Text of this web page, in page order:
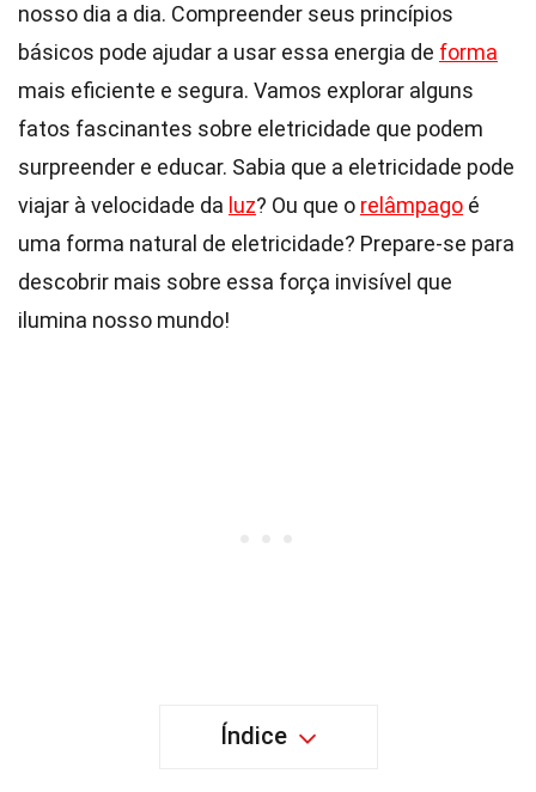
nosso dia a dia. Compreender seus princípios
básicos pode ajudar a usar essa energia de forma
mais eficiente e segura. Vamos explorar alguns
fatos fascinantes sobre eletricidade que podem
surpreender e educar. Sabia que a eletricidade pode
viajar à velocidade da luz? Ou que o relâmpago é
uma forma natural de eletricidade? Prepare-se para
descobrir mais sobre essa força invisível que
ilumina nosso mundo!
Índice